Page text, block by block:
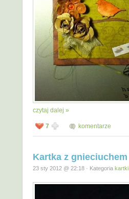
czytaj dalej »
7 komentarze
Kartka z gnieciuchem
23 sty 2012 @ 22:18 · Kategoria kartki